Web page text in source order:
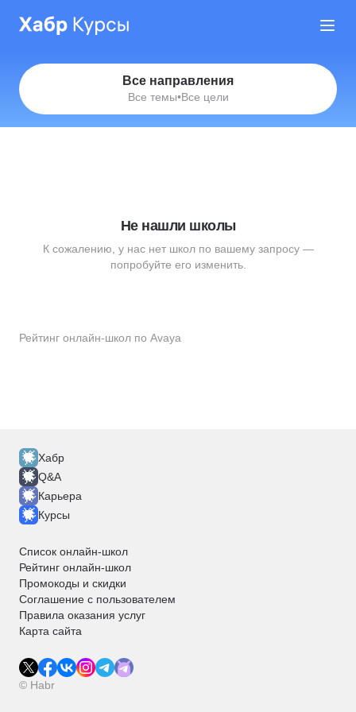
Все направления
Все темы•Все цели
Рейтинг онлайн-школ по Avaya
Не нашли школы
К сожалению, у нас нет школ по вашему запросу —
попробуйте его изменить.
Хабр
Q&A
Карьера
Курсы
Список онлайн-школ
Рейтинг онлайн-школ
Промокоды и скидки
Соглашение с пользователем
Правила оказания услуг
Карта сайта
© Habr